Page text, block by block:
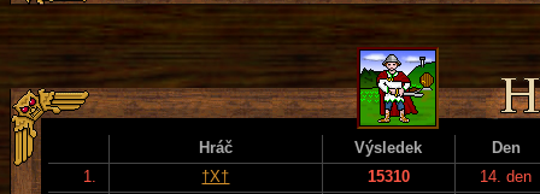
Hráč Výsledek
Den
1.
†X† 15310
14. den